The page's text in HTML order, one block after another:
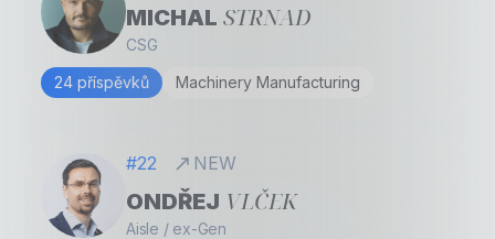
MICHAL STRNAD
CSG
24 příspěvků
Machinery Manufacturing
#22 NEW
ONDŘEJ VLČEK
Aisle / ex-Gen